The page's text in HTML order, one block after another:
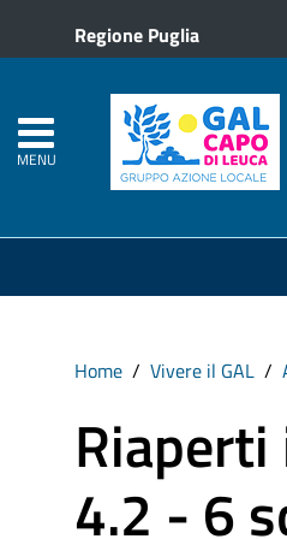
Regione Puglia
MENU
Home Vivere il GAL
4.2 - 6